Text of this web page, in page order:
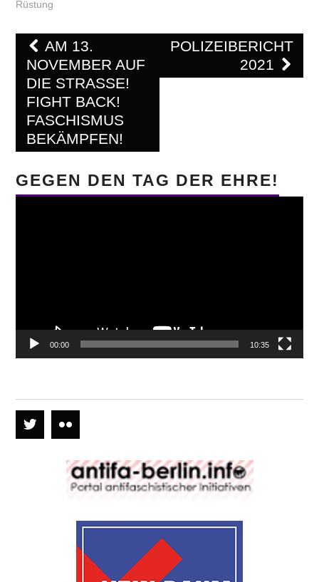
Rüstung
Post
navigation
AM 13.
NOVEMBER AUF
DIE STRASSE! F
IGHT BACK! F
ASCHISMUS B
EKÄMPFEN!
POLIZEIBERICHT
2021
GEGEN DEN TAG DER EHRE!
00:00 10:35